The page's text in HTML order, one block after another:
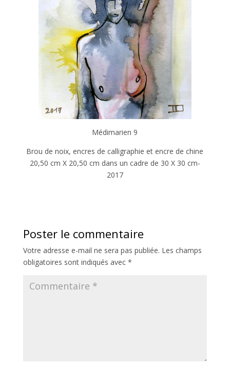
Médimarien 9
Brou de noix, encres de calligraphie et encre de chine
20,50 cm X 20,50 cm dans un cadre de 30 X 30 cm-
2017
Poster le commentaire
Votre adresse e-mail ne sera pas publiée. Les champs
obligatoires sont indiqués avec *